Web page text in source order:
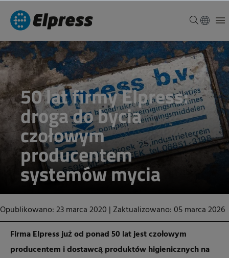
50 lat firmy Elpress:
droga do bycia
czołowym
producentem
systemów mycia
Opublikowano: 23 marca 2020 | Zaktualizowano: 05 marca 2026
Firma Elpress już od ponad 50 lat jest czołowym
producentem i dostawcą produktów higienicznych na